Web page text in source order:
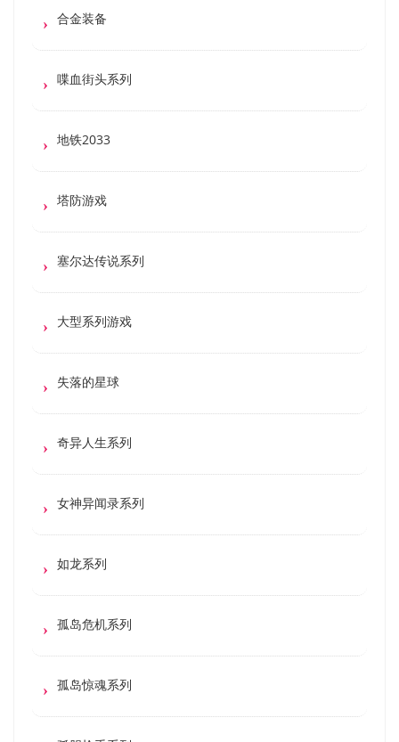
合金装备
喋血街头系列
地铁2033
塔防游戏
塞尔达传说系列
大型系列游戏
失落的星球
奇异人生系列
女神异闻录系列
如龙系列
孤岛危机系列
孤岛惊魂系列